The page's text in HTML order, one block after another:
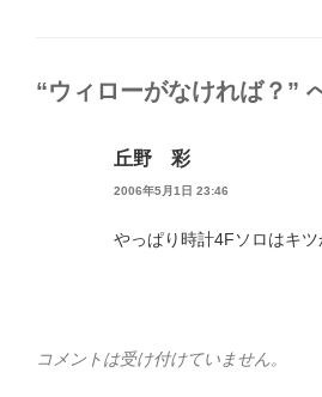
“ウィローがなければ？”
丘野 彩
2006年5月1日 23:46
やっぱり時計4Fソロはキ
コメントは受け付けていません。